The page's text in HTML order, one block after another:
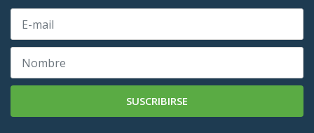
SUSCRIBIRSE